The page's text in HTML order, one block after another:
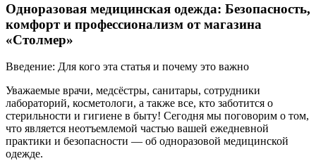
Одноразовая медицинская одежда: Безопасность,
комфорт и профессионализм от магазина
«Столмер»
Введение: Для кого эта статья и почему это важно
Уважаемые врачи, медсёстры, санитары, сотрудники
лабораторий, косметологи, а также все, кто заботится о
стерильности и гигиене в быту! Сегодня мы поговорим о том,
что является неотъемлемой частью вашей ежедневной
практики и безопасности — об одноразовой медицинской
одежде.